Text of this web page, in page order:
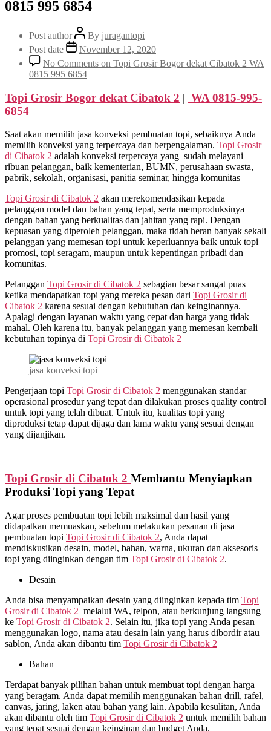
0815 995 6854
Post author By juragantopi
Post date
November 12, 2020
No Comments on Topi Grosir Bogor dekat Cibatok 2 WA
0815 995 6854
Topi Grosir Bogor dekat Cibatok 2 | WA 0815-995-
6854
Saat akan memilih jasa konveksi pembuatan topi, sebaiknya Anda
memilih konveksi yang terpercaya dan berpengalaman. Topi Grosir
di Cibatok 2 adalah konveksi terpercaya yang sudah melayani
ribuan pelanggan, baik kementerian, BUMN, perusahaan swasta,
pabrik, sekolah, organisasi, panitia seminar, hingga komunitas
Topi Grosir di Cibatok 2 akan merekomendasikan kepada
pelanggan model dan bahan yang tepat, serta memproduksinya
dengan bahan yang berkualitas dan jahitan yang rapi. Dengan
kepuasan yang diperoleh pelanggan, maka tidah heran banyak sekali
pelanggan yang memesan topi untuk keperluannya baik untuk topi
promosi, topi seragam, maupun untuk kepentingan pribadi dan
komunitas.
Pelanggan Topi Grosir di Cibatok 2 sebagian besar sangat puas
ketika mendapatkan topi yang mereka pesan dari Topi Grosir di
Cibatok 2 karena sesuai dengan kebutuhan dan keinginannya.
Apalagi dengan layanan waktu yang cepat dan harga yang tidak
mahal. Oleh karena itu, banyak pelanggan yang memesan kembali
kebutuhan topinya di Topi Grosir di Cibatok 2
jasa konveksi topi
Pengerjaan topi Topi Grosir di Cibatok 2 menggunakan standar
operasional prosedur yang tepat dan dilakukan proses quality control
untuk topi yang telah dibuat. Untuk itu, kualitas topi yang
diproduksi tetap dapat dijaga dan lama waktu yang sesuai dengan
yang dijanjikan.
Topi Grosir di Cibatok 2 Membantu Menyiapkan
Produksi Topi yang Tepat
Agar proses pembuatan topi lebih maksimal dan hasil yang
didapatkan memuaskan, sebelum melakukan pesanan di jasa
pembuatan topi Topi Grosir di Cibatok 2, Anda dapat
mendiskusikan desain, model, bahan, warna, ukuran dan aksesoris
topi yang diinginkan dengan tim Topi Grosir di Cibatok 2.
Desain
Anda bisa menyampaikan desain yang diinginkan kepada tim Topi
Grosir di Cibatok 2 melalui WA, telpon, atau berkunjung langsung
ke Topi Grosir di Cibatok 2. Selain itu, jika topi yang Anda pesan
menggunakan logo, nama atau desain lain yang harus dibordir atau
sablon, Anda akan dibantu tim Topi Grosir di Cibatok 2
Bahan
Terdapat banyak pilihan bahan untuk membuat topi dengan harga
yang beragam. Anda dapat memilih menggunakan bahan drill, rafel,
canvas, jaring, laken atau bahan yang lain. Apabila kesulitan, Anda
akan dibantu oleh tim Topi Grosir di Cibatok 2 untuk memilih bahan
yang tepat sesuai dengan keinginan dan budget Anda.